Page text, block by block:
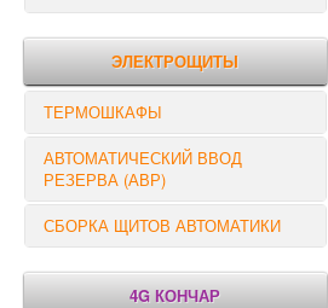
РЕЛЕ КОНТРОЛЯ
ЭЛЕКТРОЩИТЫ
ТЕРМОШКАФЫ
АВТОМАТИЧЕСКИЙ ВВОД
РЕЗЕРВА (АВР)
СБОРКА ЩИТОВ АВТОМАТИКИ
4G КОНЧАР